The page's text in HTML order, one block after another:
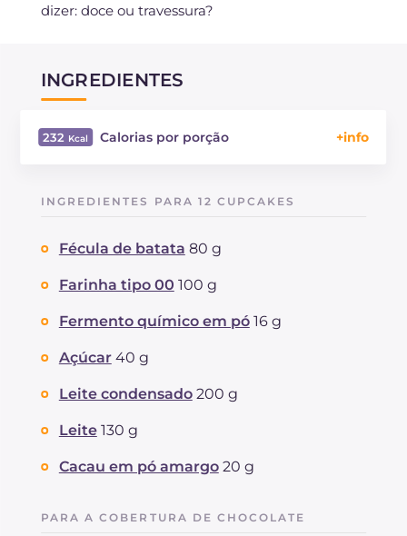
dizer: doce ou travessura?
INGREDIENTES
232 Calorias por porção
Gorduras
das quais gorduras saturadas
Colesterol mg
Sódio
INGREDIENTES PARA 12 CUPCAKES
Fécula de batata 80 g
Farinha tipo 00 100 g
Fermento químico em pó 16 g
Açúcar 40 g
Leite condensado 200 g
Leite 130 g
Cacau em pó amargo 20 g
PARA A COBERTURA DE CHOCOLATE